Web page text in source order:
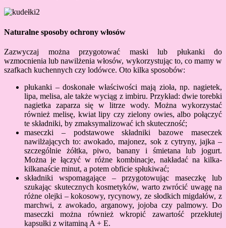
Naturalne sposoby ochrony włosów
Zazwyczaj można przygotować maski lub płukanki do
wzmocnienia lub nawilżenia włosów, wykorzystując to, co mamy w
szafkach kuchennych czy lodówce. Oto kilka sposobów:
płukanki – doskonałe właściwości mają zioła, np. nagietek,
lipa, melisa, ale także wyciąg z imbiru. Przykład: dwie torebki
nagietka zaparza się w litrze wody. Można wykorzystać
również melisę, kwiat lipy czy zielony owies, albo połączyć
te składniki, by zmaksymalizować ich skuteczność;
maseczki – podstawowe składniki bazowe maseczek
nawilżających to: awokado, majonez, sok z cytryny, jajka –
szczególnie żółtka, piwo, banany i śmietana lub jogurt.
Można je łączyć w różne kombinacje, nakładać na kilka-
kilkanaście minut, a potem obficie spłukiwać;
składniki wspomagające – przygotowując maseczkę lub
szukając skutecznych kosmetyków, warto zwrócić uwagę na
różne olejki – kokosowy, rycynowy, ze słodkich migdałów, z
marchwi, z awokado, arganowy, jojoba czy palmowy. Do
maseczki można również wkropić zawartość przekłutej
kapsułki z witaminą A + E.